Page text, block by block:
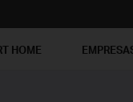
HOME